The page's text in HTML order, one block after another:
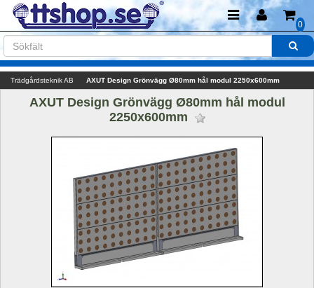
0
Trädgårdsteknik AB AXUT Design Grönvägg Ø80mm hål modul 2250x600mm
AXUT Design Grönvägg Ø80mm hål modul
2250x600mm